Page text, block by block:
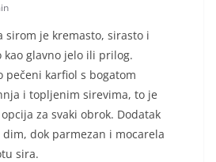
sirom je kremasto, sirasto i
kao glavno jelo ili prilog.
karfiol s bogatom
i topljenim sirevima, to je
za svaki obrok. Dodatak
dok parmezan i mocarela
sira.